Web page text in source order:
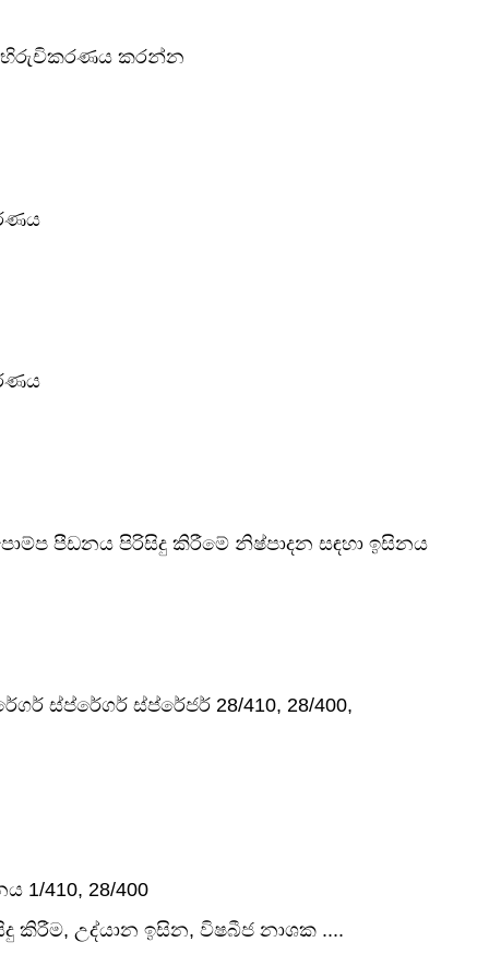
අභිරුචිකරණය කරන්න
පීඩනය පිරිසිදු කිරීමේ නිෂ්පාදන සඳහා ඉසිනය
ස්ප්රේගර් ස්ප්රේජර් 28/410, 28/400,
410, 28/400
කිරීම, උද්යාන ඉසින, විෂබීජ නාශක ....